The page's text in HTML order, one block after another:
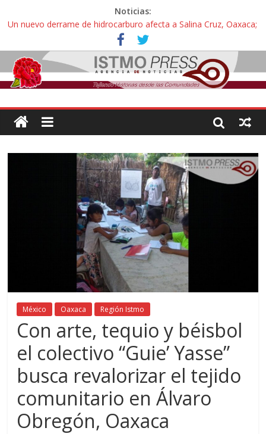
Noticias:
Un nuevo derrame de hidrocarburo afecta a Salina Cruz, Oaxaca;
ahora pescadores de Salinas del Marqués denuncian daños de
Pemex
Ángel, el joven autista expulsado por la Universidad Bienestar de
Ixtepec, Oaxaca vuelve a las aulas tras amparo
Familiares de periodista Alejandro Leyva se reúnen con titular de
intelectuales de su asesinato
Alertan pescadores de Juchitán, Oaxaca de nuevo despojo de su
Pescadores y comuneros ikoots detienen la extracción ilegal de
material pétreo de gravera Oyamel
México Oaxaca Región Istmo
Con arte, tequio y béisbol
el colectivo “Guie’ Yasse”
busca revalorizar el tejido
comunitario en Álvaro
Obregón, Oaxaca